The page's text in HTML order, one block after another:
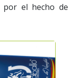
por el hecho de